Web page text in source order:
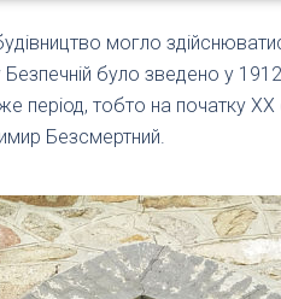
могло
Безпечній було зведено у
тобто на початку XX
Безсмертний.